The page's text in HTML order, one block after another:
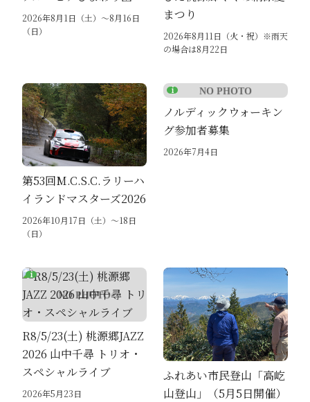
2026年8月1日（土）～8月16日
（日）
まつり
2026年8月11日（火・祝）※雨天
の場合は8月22日
第53回M.C.S.C.ラリーハ
イランドマスターズ2026
2026年10月17日（土）～18日
（日）
ノルディックウォーキン
グ参加者募集
2026年7月4日
R8/5/23(土) 桃源郷JAZZ
2026 山中千尋 トリオ・
スペシャルライブ
2026年5月23日
ふれあい市民登山「高屹
山登山」（5月5日開催）